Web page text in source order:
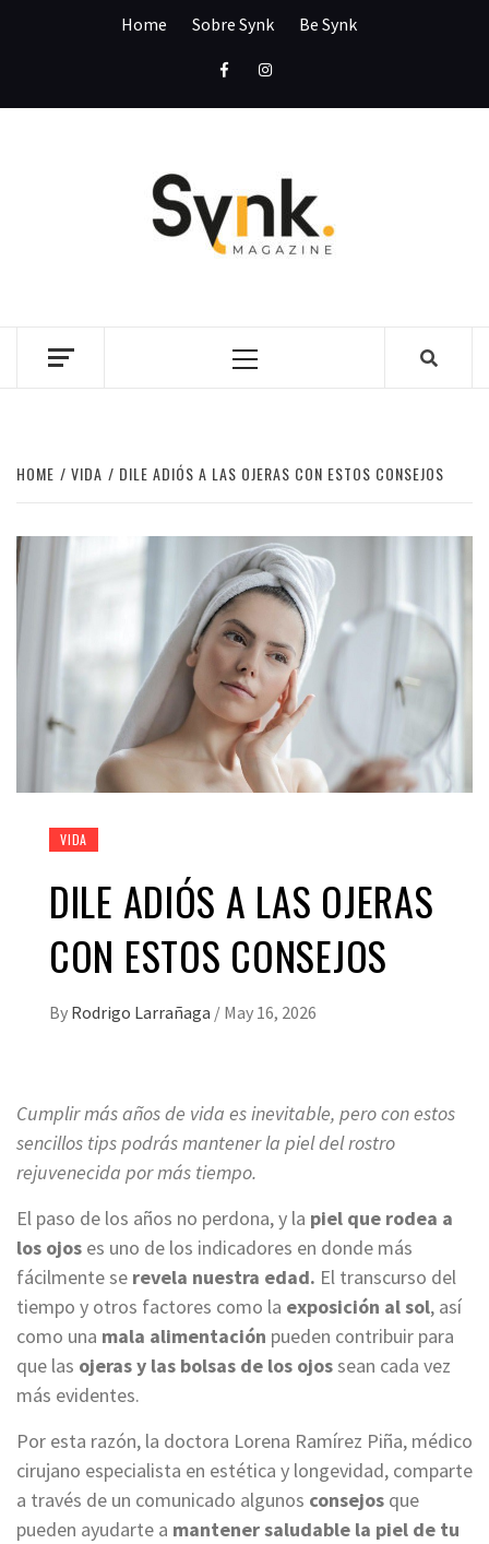
Home Sobre Synk Be Synk
FacebookInstagram
Primary
HOME VIDA DILE ADIÓS A LAS OJERAS CON ESTOS CONSEJOS
VIDA
DILE ADIÓS A LAS OJERAS
CON ESTOS CONSEJOS
By Rodrigo Larrañaga / May 16, 2026
Cumplir más años de vida es inevitable, pero con estos
sencillos tips podrás mantener la piel del rostro
rejuvenecida por más tiempo.
El paso de los años no perdona, y la piel que rodea a
los ojos es uno de los indicadores en donde más
fácilmente se revela nuestra edad. El transcurso del
tiempo y otros factores como la exposición al sol, así
como una mala alimentación pueden contribuir para
que las ojeras y las bolsas de los ojossean cada vez
más evidentes.
Por esta razón, la doctora Lorena Ramírez Piña, médico
cirujano especialista en estética y longevidad, comparte
a través de un comunicado algunos consejos que
pueden ayudarte a mantener saludable la piel de tu